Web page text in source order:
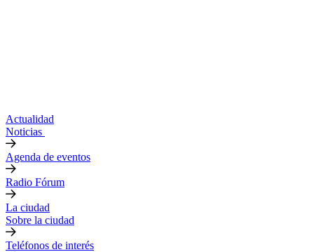
Actualidad
Noticias
Agenda de eventos
Radio Fórum
La ciudad
Sobre la ciudad
Teléfonos de interés